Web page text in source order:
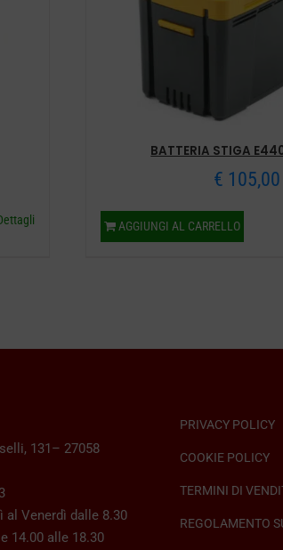
BATTERIA STIGA
€ 105,00
AGGIUNGI AL CARRELLO
131– 27058
al Venerdì dalle 8.30
14.00 alle 18.30
PRIVACY POLICY
COOKIE POLICY
TERMINI DI
REGOLAMENTO